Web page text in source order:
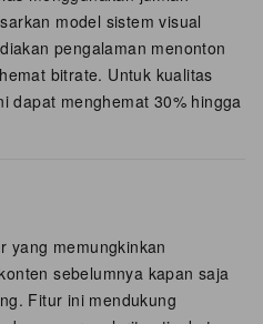
model sistem visual
pengalaman menonton
bitrate. Untuk kualitas
dapat menghemat 30% hingga
yang memungkinkan
sebelumnya kapan saja
Fitur ini mendukung